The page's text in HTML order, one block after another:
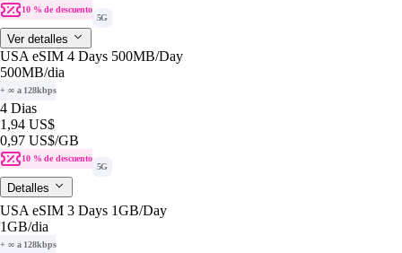
10 % de descuento
5G
Ver detalles
USA eSIM 4 Days 500MB/Day
500MB/dia
+ ∞ a 128kbps
4 Dias
1,94 US$
0,97 US$/GB
10 % de descuento
5G
Detalles
USA eSIM 3 Days 1GB/Day
1GB/dia
+ ∞ a 128kbps